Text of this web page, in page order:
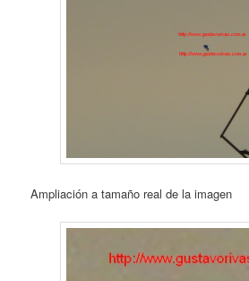
Ampliación a tamaño real de la imagen